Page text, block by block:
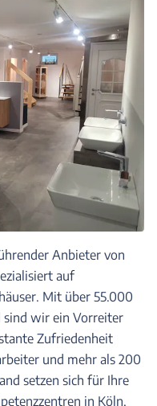
Anbieter von
auf
Mit über 55.000
sind wir ein Vorreiter
Zufriedenheit
und mehr als 200
setzen sich für Ihre
in Köln,